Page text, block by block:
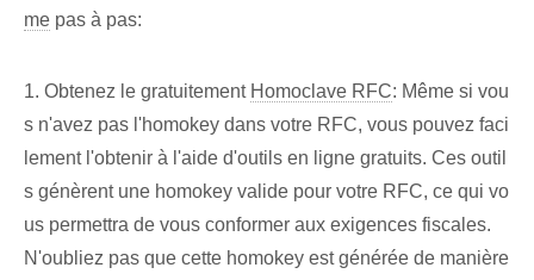
me pas à pas:
1. Obtenez le gratuitement Homoclave RFC: Même si vou
s n'avez pas l'homokey dans votre RFC, vous pouvez faci
lement l'obtenir à l'aide d'outils en ligne gratuits. Ces outil
s génèrent une homokey valide pour votre RFC, ce qui vo
us permettra de vous conformer aux exigences fiscales.
N'oubliez pas que cette homokey est générée de manière